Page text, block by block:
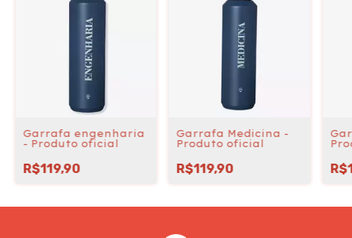
Garrafa engenharia
- Produto oficial
R$119,90
Garrafa Medicina -
Produto oficial
R$119,90